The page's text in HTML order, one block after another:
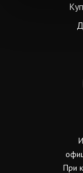
При